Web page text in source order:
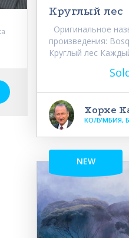
Круглый лес
Оригинальное
произведения:
Круглый лес
Хорхе
КОЛУМБИЯ,
NEW